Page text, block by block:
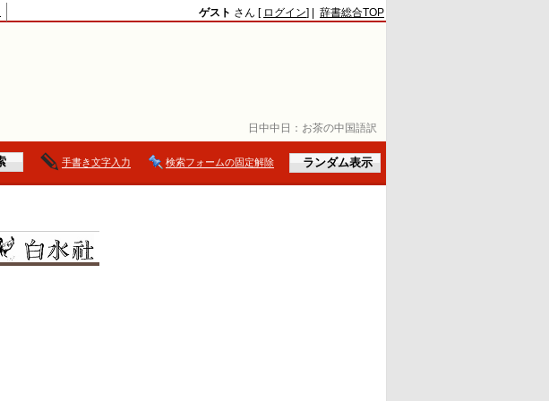
日中中日： お茶の中国語訳
ゲスト さん [ ログイン] | 辞書総合TOP
手書き文字入力 検索フォームの固定解除